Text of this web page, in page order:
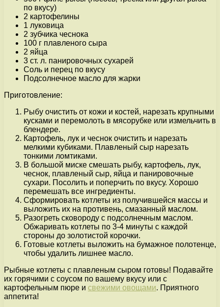
по вкусу)
2 картофелины
1 луковица
2 зубчика чеснока
100 г плавленого сыра
2 яйца
3 ст. л. панировочных сухарей
Соль и перец по вкусу
Подсолнечное масло для жарки
Приготовление:
Рыбу очистить от кожи и костей, нарезать крупными
кусками и перемолоть в мясорубке или измельчить в
блендере.
Картофель, лук и чеснок очистить и нарезать
мелкими кубиками. Плавленый сыр нарезать
тонкими ломтиками.
В большой миске смешать рыбу, картофель, лук,
чеснок, плавленый сыр, яйца и панировочные
сухари. Посолить и поперчить по вкусу. Хорошо
перемешать все ингредиенты.
Сформировать котлеты из получившейся массы и
выложить их на противень, смазанный маслом.
Разогреть сковороду с подсолнечным маслом.
Обжаривать котлеты по 3-4 минуты с каждой
стороны до золотистой корочки.
Готовые котлеты выложить на бумажное полотенце,
чтобы удалить лишнее масло.
Рыбные котлеты с плавленым сыром готовы! Подавайте
их горячими с соусом по вашему вкусу или с
картофельным пюре и свежими овощами. Приятного
аппетита!